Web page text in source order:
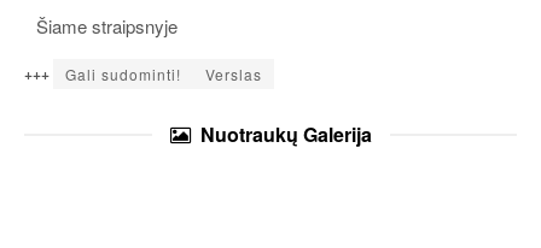
Šiame straipsnyje
+++ Gali sudominti! Verslas
Nuotraukų Galerija